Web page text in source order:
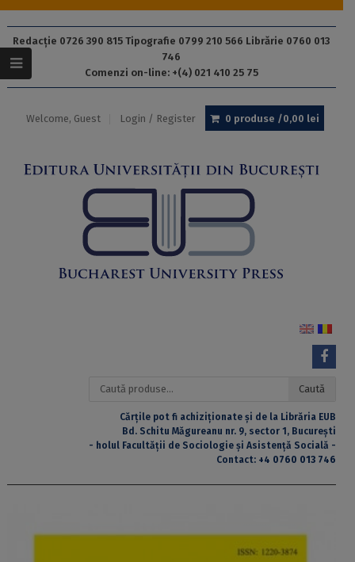
Redacție 0726 390 815 Tipografie 0799 210 566 Librărie 0760 013
746
Comenzi on-line: +(4) 021 410 25 75
Welcome, Guest Login / Register 0 produse /0,00 lei
Caută
Caută
Cărțile pot fi achiziționate și de la Librăria EUB
Bd. Schitu Măgureanu nr. 9, sector 1, București
- holul Facultății de Sociologie și Asistență Socială -
Contact: +4 0760 013 746